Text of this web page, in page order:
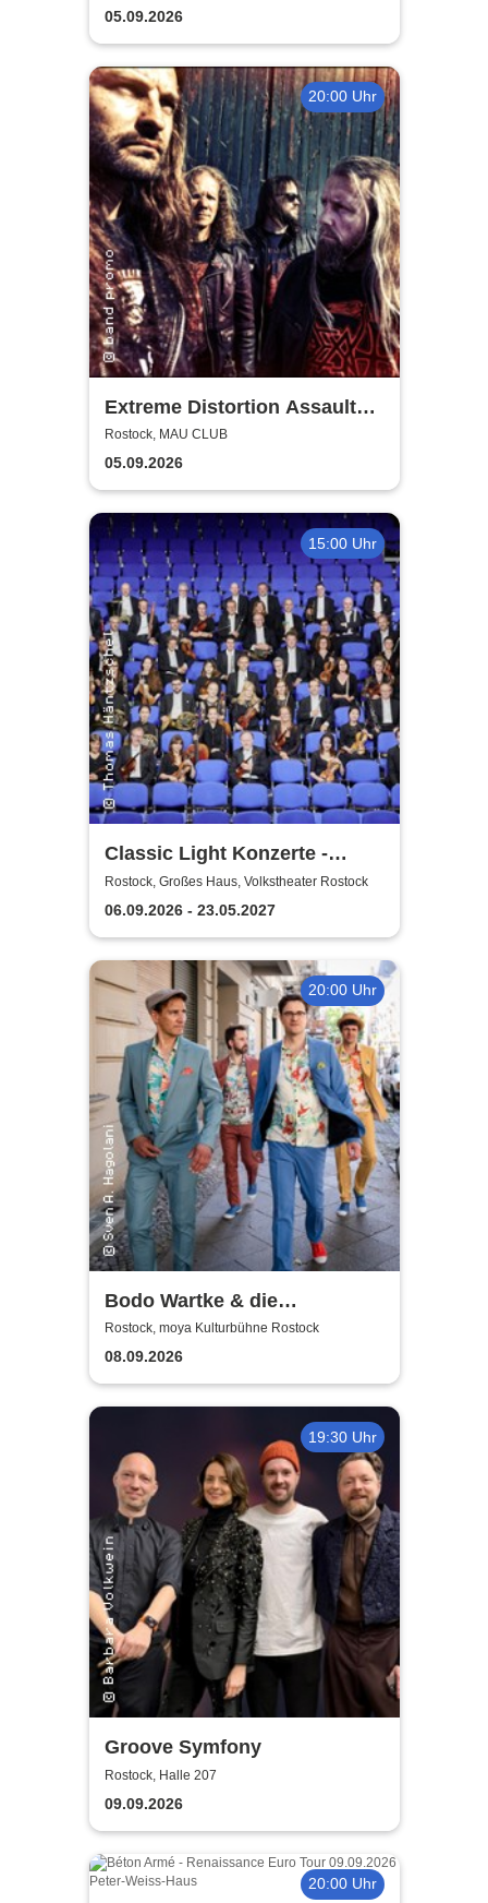
The Club
Rostock
05.09.2026
20:00 Uhr
Extreme Distortion Assault
XV
Rostock, MAU CLUB
05.09.2026
15:00 Uhr
Classic Light Konzerte -
Volkstheater Rostock
Rostock, Großes Haus, Volkstheater Rostock
06.09.2026 - 23.05.2027
20:00 Uhr
Bodo Wartke & die
SchönenGutenA-Band - In
guter Begleitung
Rostock, moya Kulturbühne Rostock
08.09.2026
19:30 Uhr
Groove Symfony
Rostock, Halle 207
09.09.2026
20:00 Uhr